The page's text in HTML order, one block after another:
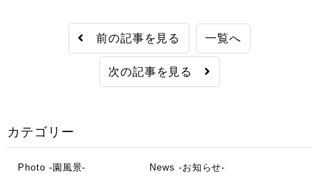
前の記事を見る 一覧へ
次の記事を見る
カテゴリー
Photo -園風景- News -お知らせ-